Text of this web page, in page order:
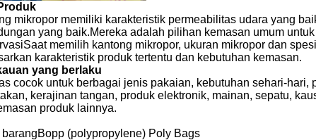
mikropor memiliki karakteristik permeabilitas udara yang
yang baik.Mereka adalah pilihan kemasan umum
memilih kantong mikropor, ukuran mikropor dan
karakteristik produk tertentu dan kebutuhan kemasan.
yang berlaku
cocok untuk berbagai jenis pakaian, kebutuhan sehari-
kerajinan tangan, produk elektronik, mainan, sepatu,
produk lainnya.
Bopp (polypropylene) Poly Bags